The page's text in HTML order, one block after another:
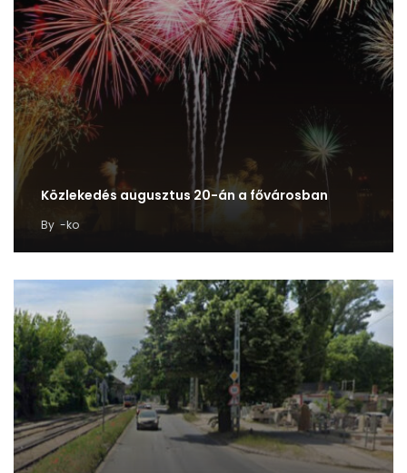
Közlekedés augusztus 20-án a fővárosban
By -ko